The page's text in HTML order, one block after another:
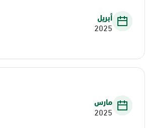
أبريل
2025
مارس
2025